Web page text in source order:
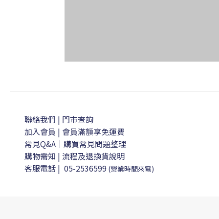
聯絡我們 | 門市查詢
加入會員 | 會員滿額享免運費
常見Q&A｜購買常見問題整理
購物需知 | 流程及退換貨說明
客服電話 | 05-2536599 (營業時間來電)